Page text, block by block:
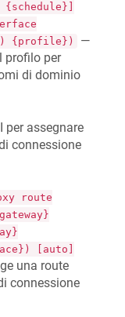
{profile})
—
profilo per
di dominio
per assegnare
connessione
route
[auto]
una route
connessione